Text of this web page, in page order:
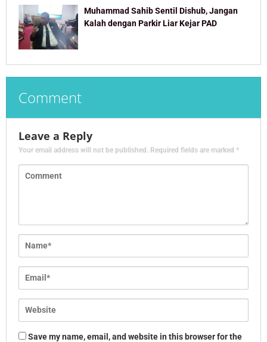
Muhammad Sahib Sentil Dishub, Jangan
Kalah dengan Parkir Liar Kejar PAD
Comment
Leave a Reply
Your email address will not be published. Required fields are marked *
Save my name, email, and website in this browser for the